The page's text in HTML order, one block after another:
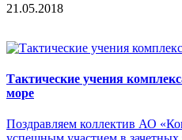
21.05.2018
Тактические учения
море
Поздравляем коллектив АО